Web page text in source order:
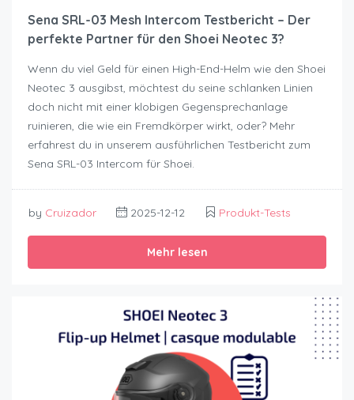
Sena SRL-03 Mesh Intercom Testbericht – Der
perfekte Partner für den Shoei Neotec 3?
Wenn du viel Geld für einen High-End-Helm wie den Shoei
Neotec 3 ausgibst, möchtest du seine schlanken Linien
doch nicht mit einer klobigen Gegensprechanlage
ruinieren, die wie ein Fremdkörper wirkt, oder? Mehr
erfahrest du in unserem ausführlichen Testbericht zum
Sena SRL-03 Intercom für Shoei.
by Cruizador 2025-12-12 Produkt-Tests
Mehr lesen